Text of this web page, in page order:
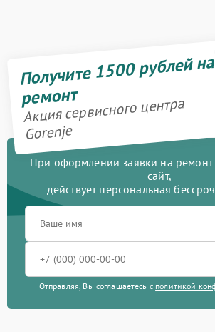
Получите 1500 рублей на
ремонт
Акция сервисного центра
Gorenje
При оформлении заявки на ремонт
сайт,
действует персональная
Отправляя, Вы соглашаетесь с политикой